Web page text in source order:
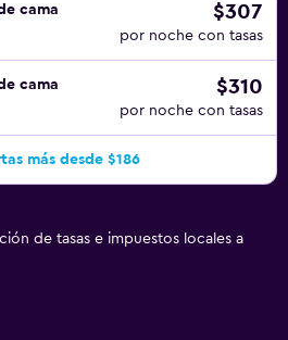
cama
$307
por noche con tasas
cama
$310
por noche con tasas
más desde $186
de tasas e impuestos locales a